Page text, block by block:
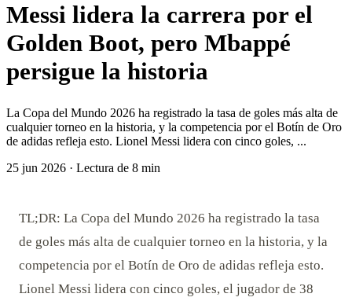
Messi lidera la carrera por el
Golden Boot, pero Mbappé
persigue la historia
La Copa del Mundo 2026 ha registrado la tasa de goles más alta de
cualquier torneo en la historia, y la competencia por el Botín de Oro
de adidas refleja esto. Lionel Messi lidera con cinco goles, ...
25 jun 2026 · Lectura de 8 min
TL;DR: La Copa del Mundo 2026 ha registrado la tasa
de goles más alta de cualquier torneo en la historia, y la
competencia por el Botín de Oro de adidas refleja esto.
Lionel Messi lidera con cinco goles, el jugador de 38